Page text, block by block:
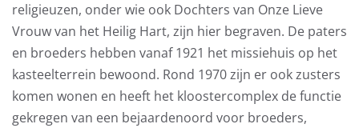
religieuzen, onder wie ook Dochters van Onze Lieve
Vrouw van het Heilig Hart, zijn hier begraven. De paters
en broeders hebben vanaf 1921 het missiehuis op het
kasteelterrein bewoond. Rond 1970 zijn er ook zusters
komen wonen en heeft het kloostercomplex de functie
gekregen van een bejaardenoord voor broeders,